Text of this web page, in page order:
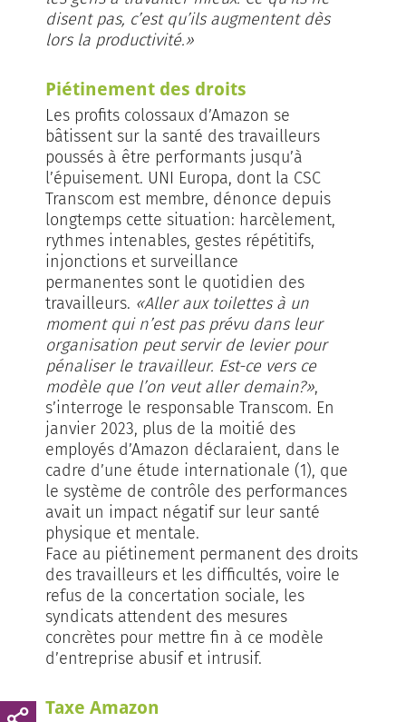
disent pas, c’est qu’ils augmentent dès
lors la productivité.»
Piétinement des droits
Les profits colossaux d’Amazon se
bâtissent sur la santé des travailleurs
poussés à être performants jusqu’à
l’épuisement. UNI Europa, dont la CSC
Transcom est membre, dénonce depuis
longtemps cette situation: harcèlement,
rythmes intenables, gestes répétitifs,
injonctions et surveillance
permanentes sont le quotidien des
travailleurs. «Aller aux toilettes à un
moment qui n’est pas prévu dans leur
organisation peut servir de levier pour
pénaliser le travailleur. Est-ce vers ce
modèle que l’on veut aller demain?»,
s’interroge le responsable Transcom. En
janvier 2023, plus de la moitié des
employés d’Amazon déclaraient, dans le
cadre d’une étude internationale (1), que
le système de contrôle des performances
avait un impact négatif sur leur santé
physi­que et mentale.
Face au piétinement permanent des droits
des travailleurs et les difficultés, voire le
refus de la concertation sociale, les
syndicats attendent des mesures
concrètes pour mettre fin à ce modèle
d’entreprise abusif et intrusif.
Taxe Amazon